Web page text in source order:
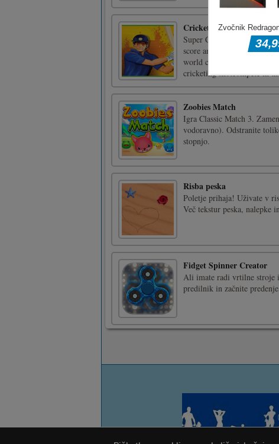
Cricket Super
Super Cricket is a new
score and hit back as many
world cup tournamentplay
cricketing shotcompete in
Zoobies Match
Igra Classic Match 3.
vodoravno). Odstranite
stopnjo.
Risba peska
Poletje prihaja! Uživate v
Več tekstur peska, nalepke
Fidget Spinner Creator
Ali imate radi vrtilne stroje
predilnik in začnite